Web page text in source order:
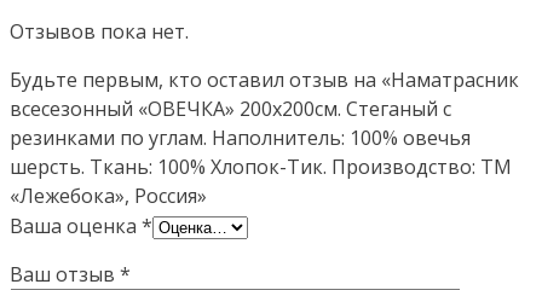
Отзывов пока нет.
Будьте первым, кто оставил отзыв на «Наматрасник
всесезонный «ОВЕЧКА» 200х200см. Стеганый с
резинками по углам. Наполнитель: 100% овечья
шерсть. Ткань: 100% Хлопок-Тик. Производство: ТМ
«Лежебока», Россия»
Ваша оценка *
Ваш отзыв *